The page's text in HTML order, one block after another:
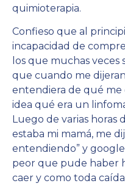
quimioterapia.
Confieso que al
incapacidad de
los que muchas veces
que cuando me
entendiera de qué me
idea qué era un
Luego de varias horas
estaba mi mamá, me
entendiendo” y
peor que pude haber
caer y como toda